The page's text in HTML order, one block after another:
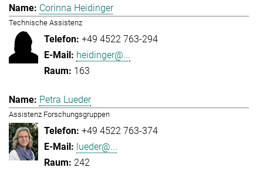
Corinna Heidinger
Technische Assistenz
+49 4522 763-294
heidinger@...
163
Petra Lueder
Assistenz Forschungsgruppen
+49 4522 763-374
lueder@...
242